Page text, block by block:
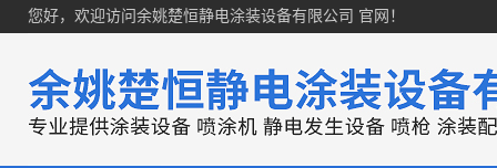
您好，欢迎访问余姚楚恒静电涂装设备有限公司 官网！